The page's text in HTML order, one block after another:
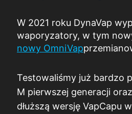
W 2021 roku DynaVap
waporyzatory, w tym
nowy OmniVap
Testowaliśmy już bardzo
M pierwszej generacji
dłuższą wersję VapCapu